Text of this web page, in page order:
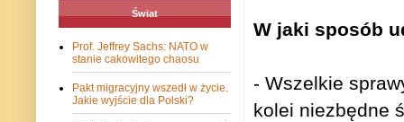
W jaki sposób
- Wszelkie
kolei niezbędne
Świat
Prof. Jeffrey Sachs: NATO w
stanie cakowitego chaosu
Pakt migracyjny wszedł w życie.
Jakie wyjście dla Polski?